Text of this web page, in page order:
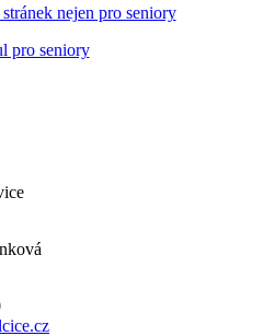
nejen pro seniory